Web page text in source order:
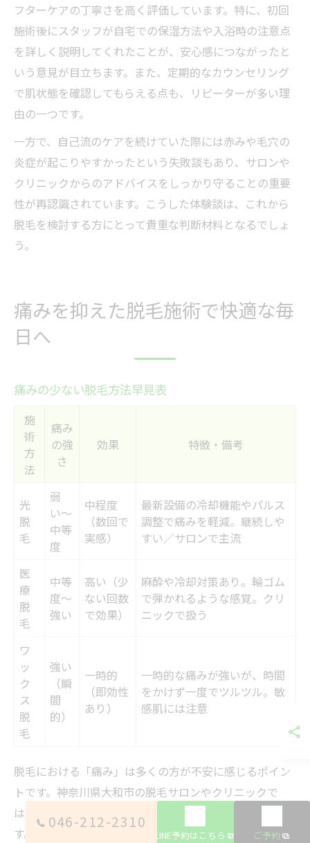
フターケアの丁寧さを高く評価しています。特に、初回
施術後にスタッフが自宅での保湿方法や入浴時の注意点
を詳しく説明してくれたことが、安心感につながったと
いう意見が目立ちます。また、定期的なカウンセリング
で肌状態を確認してもらえる点も、リピーターが多い理
由の一つです。
一方で、自己流のケアを続けていた際には赤みや毛穴の
炎症が起こりやすかったという失敗談もあり、サロンや
クリニックからのアドバイスをしっかり守ることの重要
性が再認識されています。こうした体験談は、これから
脱毛を検討する方にとって貴重な判断材料となるでしょ
う。
痛みを抑えた脱毛施術で快適な毎
日へ
痛みの少ない脱毛方法早見表
施
術
方
法
痛み
の強
さ
効果 特徴・備考
光
脱
毛
弱
い〜
中等
度
中程度
（数回で
実感）
最新設備の冷却機能やパルス
調整で痛みを軽減。継続しや
すい／サロンで主流
医
療
脱
毛
中等
度〜
強い
高い（少
ない回数
で効果）
麻酔や冷却対策あり。輪ゴム
で弾かれるような感覚。クリ
ニックで扱う
ワ
ッ
ク
ス
脱
毛
強い
（瞬
間
的）
一時的
（即効性
あり）
一時的な痛みが強いが、時間
をかけず一度でツルツル。敏
感肌には注意
脱毛における「痛み」は多くの方が不安に感じるポイン
トです。神奈川県大和市の脱毛サロンやクリニックで
は、施術方法によって痛みの感じ方が大きく異なりま
す。代表的な脱毛方法としては、光脱毛・医療脱毛・ワ
046-212-2310
LINE予約はこちら ご予約